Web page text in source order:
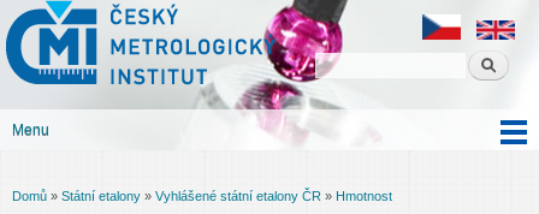
obsahu
Český
metrologický
institut
Menu
Jste zde
Domů » Státní etalony » Vyhlášené státní etalony ČR » Hmotnost